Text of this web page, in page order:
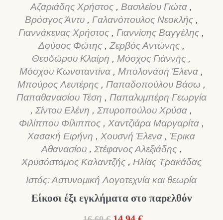
Αζαριάδης Χρήστος , Βασιλείου Γιώτα ,
Βρόσγος Άντυ , Γαλανόπουλος Νεοκλής ,
Γιαννάκενας Χρήστος , Γιαννίσης Βαγγέλης ,
Δούσος Φώτης , Ζερβός Αντώνης ,
Θεοδώρου Κλαίρη , Μόσχος Γιάννης ,
Μόσχου Κωνσταντίνα , Μπολονάση Έλενα ,
Μπούρος Λευτέρης , Παπαδοπούλου Βάσω ,
Παπαθανασίου Τέση , Παπαλυμπέρη Γεωργία
,Σίντου Ελένη ,Σπυροπούλου Χρύσα ,
Φιλίππου Φίλιππος , Χαντζιάρα Μαργαρίτα ,
Χασακή Ειρήνη , Χουσνή Έλενα , Έρικα
Αθανασίου , Στέφανος Αλεξιάδης ,
Χρυσόστομος Καλαντζής , Ηλίας Τρακάδας
Ιστός: Αστυνομική Λογοτεχνία και θεωρία
Είκοσι έξι εγκλήματα στο παρελθόν